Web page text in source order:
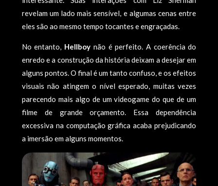
revelam um lado mais sensível, e algumas cenas entre
eles são ao mesmo tempo tocantes e engraçadas.
No entanto, Hellboy não é perfeito. A coerência do
enredo e a construção da história deixam a desejar em
alguns pontos. O final é um tanto confuso, e os efeitos
visuais não atingem o nível esperado, muitas vezes
parecendo mais algo de um videogame do que de um
filme de grande orçamento. Essa dependência
excessiva na computação gráfica acaba prejudicando
a imersão em alguns momentos.